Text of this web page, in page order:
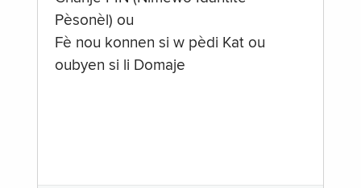
Pèsonèl) ou
Fè nou konnen si w pèdi Kat ou
oubyen si li Domaje